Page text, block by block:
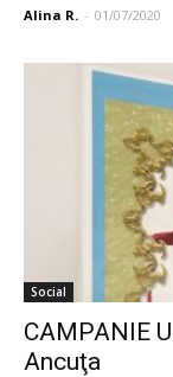
Alina R. - 01/07/2020
Social
CAMPANIE
Ancuţa